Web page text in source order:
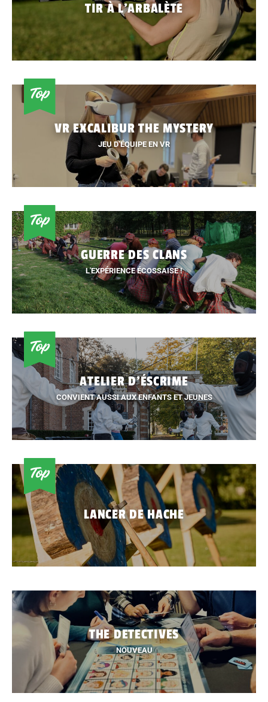
TIR À L'ARBALÈTE
VR EXCALIBUR THE MYSTERY
JEU D’ÉQUIPE EN VR
GUERRE DES CLANS
L'EXPÉRIENCE ÉCOSSAISE !
ATELIER D'ÉSCRIME
CONVIENT AUSSI AUX ENFANTS ET JEUNES
LANCER DE HACHE
THE DETECTIVES
NOUVEAU